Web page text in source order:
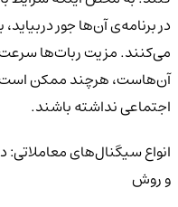
در برنامه‌ی آن‌ها جور
می‌کنند. مزیت ربات‌ها سرعت
آن‌هاست، هرچند ممکن است
اجتماعی نداشته باشند.
انواع سیگنال‌های
و روش